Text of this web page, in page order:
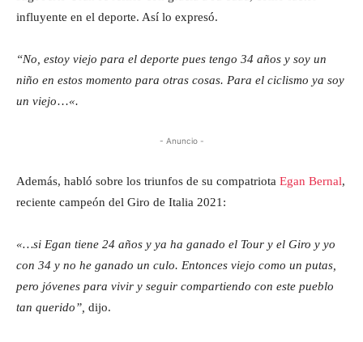
influyente en el deporte. Así lo expresó.
“No, estoy viejo para el deporte pues tengo 34 años y soy un
niño en estos momento para otras cosas. Para el ciclismo ya soy
un viejo…«.
- Anuncio -
Además, habló sobre los triunfos de su compatriota Egan Bernal,
reciente campeón del Giro de Italia 2021:
«…si Egan tiene 24 años y ya ha ganado el Tour y el Giro y yo
con 34 y no he ganado un culo. Entonces viejo como un putas,
pero jóvenes para vivir y seguir compartiendo con este pueblo
tan querido”, dijo.